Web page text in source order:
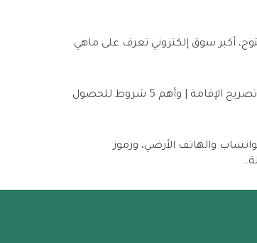
أكبر سوق إلكتروني تعرف على ماهي
polizia di stato تصريح الإقامة | وأهم 5 شروط للحصول
والهاتف الأرضي، ورموز